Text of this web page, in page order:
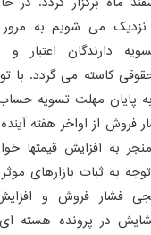
نزدیک می شویم به
دارندگان اعتبار
کاسته می گردد. با
به پایان مهلت تسویه حساب
فروش از اواخر هفته
به افزایش قیمتها
توجه به ثبات بازارهای
فشار فروش و
در پرونده هسته